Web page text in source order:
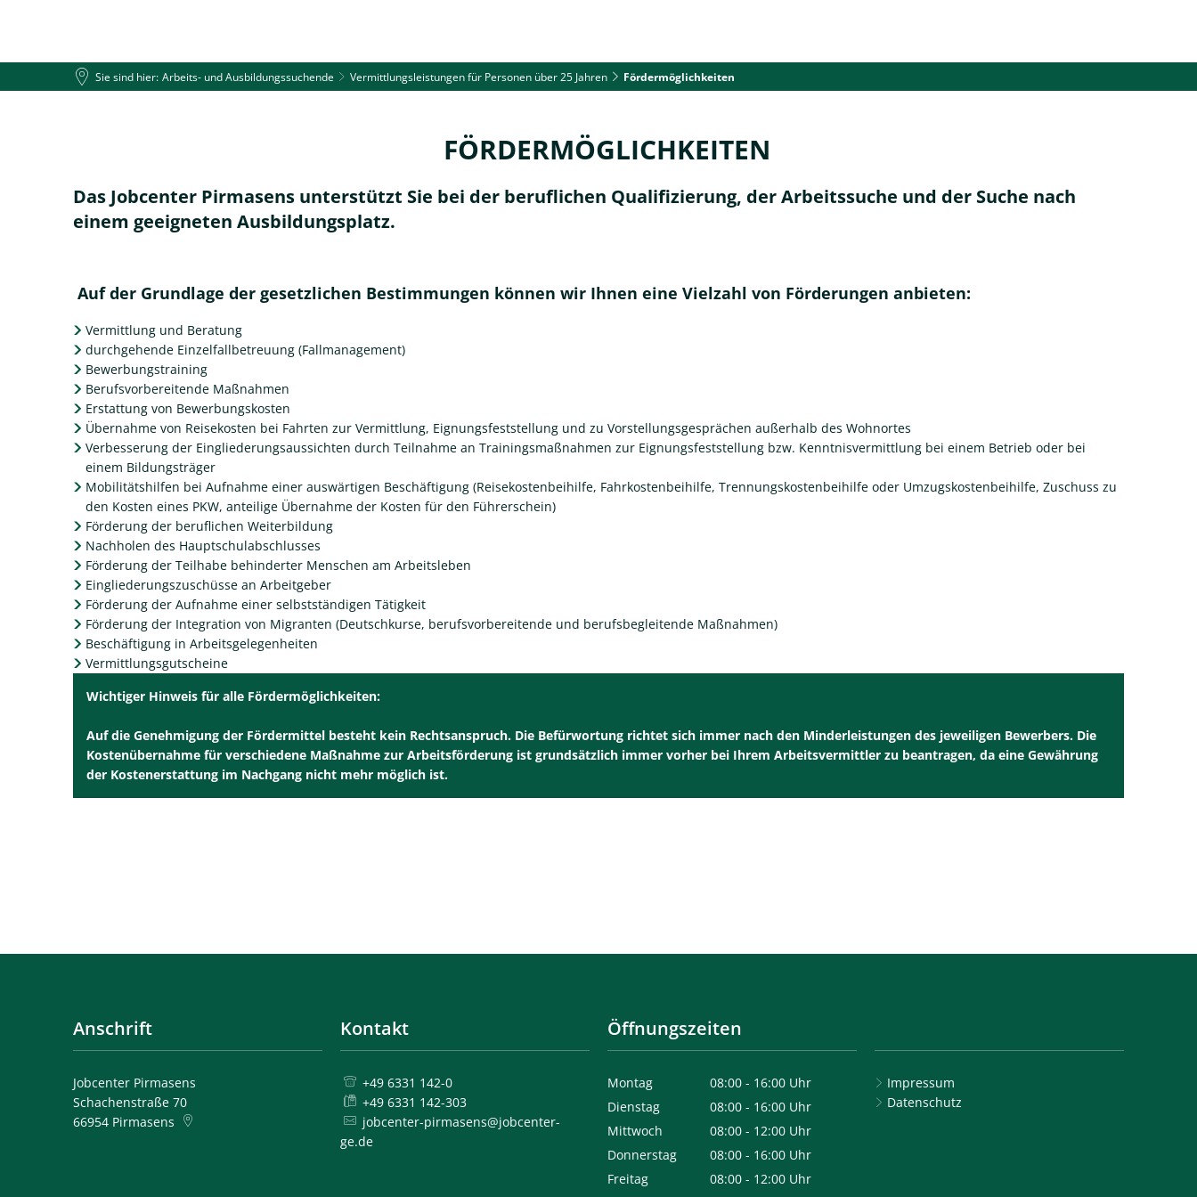
Geldleistungen
Sie sind hier: Arbeits- und Ausbildungssuchende Vermittlungsleistungen für Personen über 25 Jahren Fördermöglichkeiten
FÖRDERMÖGLICHKEITEN
Das Jobcenter Pirmasens unterstützt Sie bei der beruflichen Qualifizierung, der Arbeitssuche und der Suche nach
einem geeigneten Ausbildungsplatz.
Auf der Grundlage der gesetzlichen Bestimmungen können wir Ihnen eine Vielzahl von Förderungen anbieten:
Vermittlung und Beratung
durchgehende Einzelfallbetreuung (Fallmanagement)
Bewerbungstraining
Berufsvorbereitende Maßnahmen
Erstattung von Bewerbungskosten
Übernahme von Reisekosten bei Fahrten zur Vermittlung, Eignungsfeststellung und zu Vorstellungsgesprächen außerhalb des Wohnortes
Verbesserung der Eingliederungsaussichten durch Teilnahme an Trainingsmaßnahmen zur Eignungsfeststellung bzw. Kenntnisvermittlung bei einem Betrieb oder bei
einem Bildungsträger
Mobilitätshilfen bei Aufnahme einer auswärtigen Beschäftigung (Reisekostenbeihilfe, Fahrkostenbeihilfe, Trennungskostenbeihilfe oder Umzugskostenbeihilfe, Zuschuss zu
den Kosten eines PKW, anteilige Übernahme der Kosten für den Führerschein)
Förderung der beruflichen Weiterbildung
Nachholen des Hauptschulabschlusses
Förderung der Teilhabe behinderter Menschen am Arbeitsleben
Eingliederungszuschüsse an Arbeitgeber
Förderung der Aufnahme einer selbstständigen Tätigkeit
Förderung der Integration von Migranten (Deutschkurse, berufsvorbereitende und berufsbegleitende Maßnahmen)
Beschäftigung in Arbeitsgelegenheiten
Vermittlungsgutscheine
Wichtiger Hinweis für alle Fördermöglichkeiten:
Auf die Genehmigung der Fördermittel besteht kein Rechtsanspruch. Die Befürwortung richtet sich immer nach den Minderleistungen des jeweiligen Bewerbers. Die
Kostenübernahme für verschiedene Maßnahme zur Arbeitsförderung ist grundsätzlich immer vorher bei Ihrem Arbeitsvermittler zu beantragen, da eine Gewährung
der Kostenerstattung im Nachgang nicht mehr möglich ist.
Anschrift
Jobcenter Pirmasens
Schachenstraße 70
66954 Pirmasens
Kontakt
+49 6331 142-0
+49 6331 142-303
jobcenter-pirmasens@jobcenter-
ge.de
Öffnungszeiten
Montag 08:00 - 16:00 Uhr
Von 08:00 bis 16:00 Uhr
Dienstag 08:00 - 16:00 Uhr
Von 08:00 bis 16:00 Uhr
Mittwoch 08:00 - 12:00 Uhr
Von 08:00 bis 12:00 Uhr
Donnerstag 08:00 - 16:00 Uhr
Von 08:00 bis 16:00 Uhr
Freitag 08:00 - 12:00 Uhr
Impressum
Datenschutz